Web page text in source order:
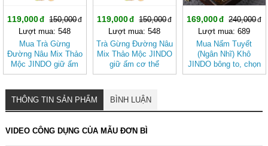
119,000
150,000
Lượt mua: 548
Mua Trà Gừng
Đường Nâu Mix Thảo
Mộc JINDO giữ ấm
cơ thể, tốt cho sức
119,000
150,000
Lượt mua: 548
Trà Gừng Đường Nâu
Mix Thảo Mộc JINDO
giữ ấm cơ thể
169,000
240,000
Lượt mua: 689
Mua Nấm Tuyết
(Ngân Nhĩ) Khô
JINDO bông to, chọn
lọc tốt cho sức khỏe
THÔNG TIN SẢN PHẨM BÌNH LUẬN
VIDEO CÔNG DỤNG CỦA MẪU ĐƠN BÌ